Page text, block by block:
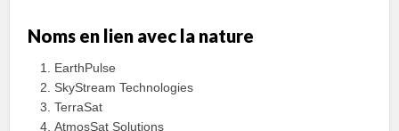
Noms en lien avec la nature
EarthPulse
SkyStream Technologies
TerraSat
AtmosSat Solutions